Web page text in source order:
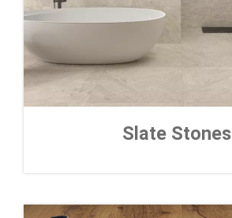
Slate Stones